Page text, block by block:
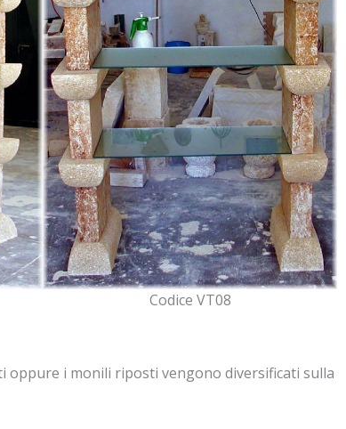
Codice VT08
oppure i monili riposti vengono diversificati sulla